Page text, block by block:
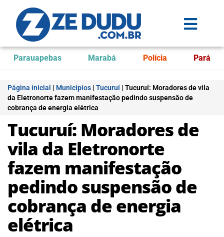
Parauapebas Marabá Polícia Pará
Página inicial | Municípios | Tucuruí | Tucuruí: Moradores de vila
da Eletronorte fazem manifestação pedindo suspensão de
cobrança de energia elétrica
Tucuruí: Moradores de
vila da Eletronorte
fazem manifestação
pedindo suspensão de
cobrança de energia
elétrica